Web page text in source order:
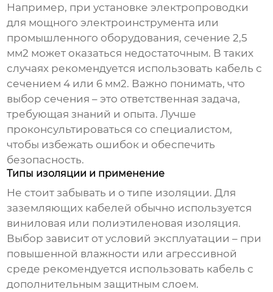
Например, при установке электропроводки
для мощного электроинструмента или
промышленного оборудования, сечение 2,5
мм2 может оказаться недостаточным. В таких
случаях рекомендуется использовать кабель с
сечением 4 или 6 мм2. Важно понимать, что
выбор сечения – это ответственная задача,
требующая знаний и опыта. Лучше
проконсультироваться со специалистом,
чтобы избежать ошибок и обеспечить
безопасность.
Типы изоляции и применение
Не стоит забывать и о типе изоляции. Для
заземляющих кабелей обычно используется
виниловая или полиэтиленовая изоляция.
Выбор зависит от условий эксплуатации – при
повышенной влажности или агрессивной
среде рекомендуется использовать кабель с
дополнительным защитным слоем.